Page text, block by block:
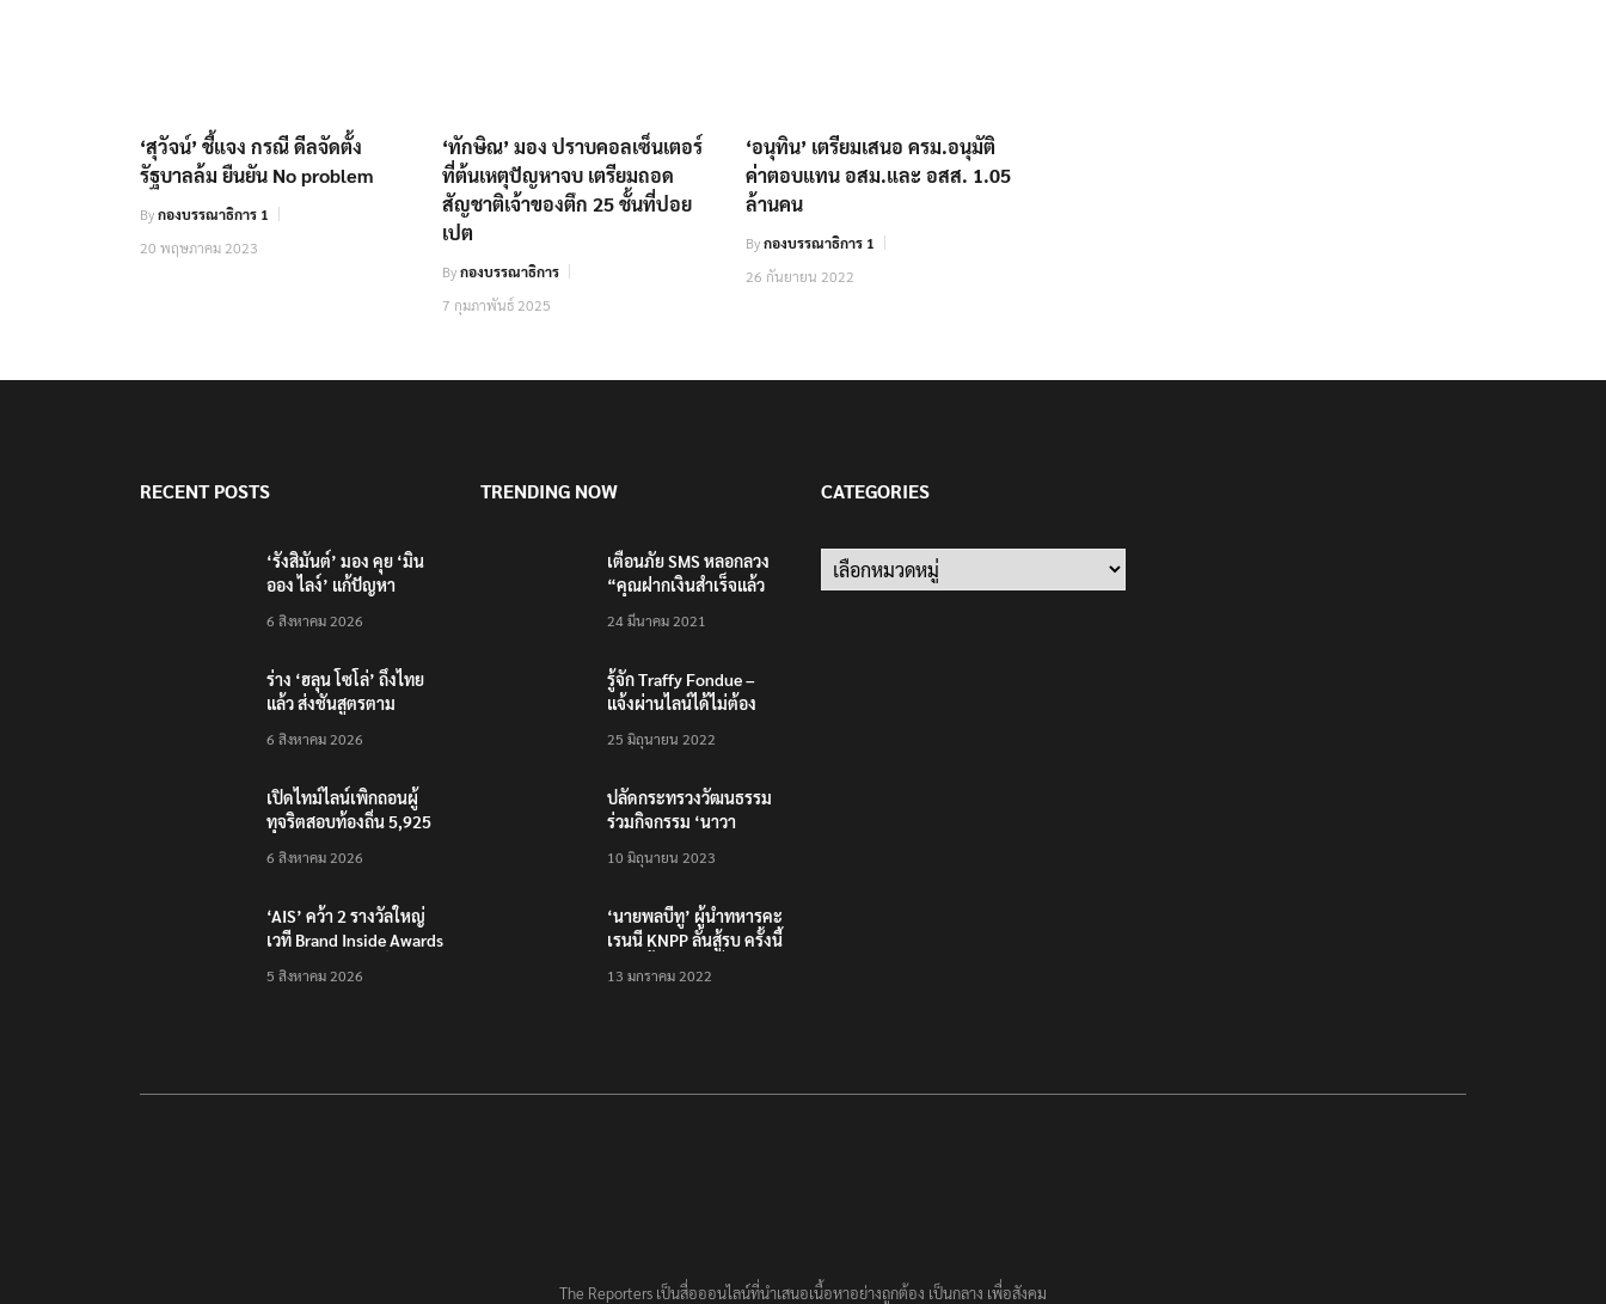
‘สุวัจน์’ ชี้แจง กรณี ดีลจัดตั้ง
รัฐบาลล้ม ยืนยัน No problem
Byกองบรรณาธิการ 1
20 พฤษภาคม 2023
‘ทักษิณ’ มอง ปราบคอลเซ็นเตอร์
ที่ต้นเหตุปัญหาจบ เตรียมถอด
สัญชาติเจ้าของตึก 25 ชั้นที่ปอย
เปต
Byกองบรรณาธิการ
7 กุมภาพันธ์ 2025
‘อนุทิน’ เตรียมเสนอ ครม.อนุมัติ
ค่าตอบแทน อสม.และ อสส. 1.05
ล้านคน
Byกองบรรณาธิการ 1
26 กันยายน 2022
RECENT POSTS
‘รังสิมันต์’ มอง คุย ‘มิน
ออง ไลง์’ แก้ปัญหา
ไปก็ไลฟ์บอย เหตุคุมกอง
6 สิงหาคม 2026
ร่าง ‘ฮลุน โซโล่’ ถึงไทย
แล้ว ส่งชันสูตรตาม
นิติวิทยาศาสตร์
6 สิงหาคม 2026
เปิดไทม์ไลน์เพิกถอนผู้
ทุจริตสอบท้องถิ่น 5,925
ดำเนินการทั้งหมด
6 สิงหาคม 2026
‘AIS’ คว้า 2 รางวัลใหญ่
เวที Brand Inside Awards
โครงสร้างพื้นฐานดิจิทัล
5 สิงหาคม 2026
TRENDING NOW
เตือนภัย SMS หลอกลวง
“คุณฝากเงินสำเร็จแล้ว
200,000 บาท”
24 มีนาคม 2021
รู้จัก Traffy Fondue –
แจ้งผ่านไลน์ได้ไม่ต้อง
ทั่วไทย ไม่ใช่แค่ในกรุง
25 มิถุนายน 2022
ปลัดกระทรวงวัฒนธรรม
ร่วมกิจกรรม ‘นาวา
ตักบาตรทางน้ำ
10 มิถุนายน 2023
‘นายพลบีทู’ ผู้นำทหารคะ
เรนนี KNPP ลั่นสู้รบ ครั้งนี้
ประชาชนต้องชนะ
13 มกราคม 2022
CATEGORIES
Categories
The Reporters เป็นสื่อออนไลน์ที่นำเสนอเนื้อหาอย่างถูกต้อง เป็นกลาง เพื่อสังคม